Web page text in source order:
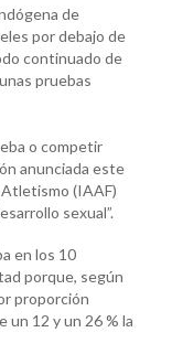
de
por debajo de
continuado de
pruebas
o competir
anunciada este
(IAAF)
sexual”.
en los 10
porque, según
proporción
un 12 y un 26 % la